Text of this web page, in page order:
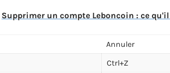
Supprimer un compte Leboncoin : ce
Annuler
Ctrl+Z